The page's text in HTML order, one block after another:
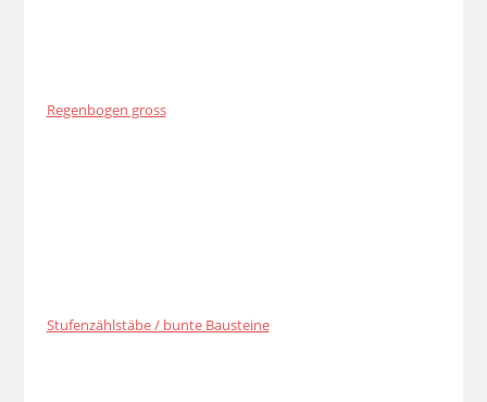
Regenbogen gross
Stufenzählstäbe / bunte Bausteine